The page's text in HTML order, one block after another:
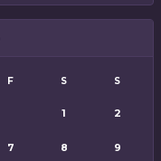
F S S
1 2
7 8 9